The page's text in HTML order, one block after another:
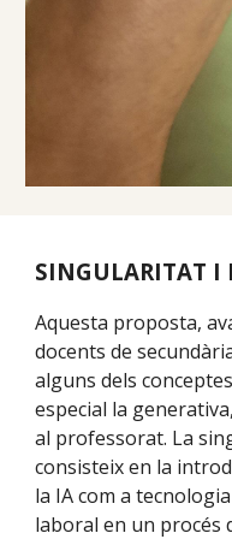
SINGULARITAT I
Aquesta proposta,
docents de
alguns dels
especial la
al professorat. La
consisteix en la
la IA com a
laboral en un procés